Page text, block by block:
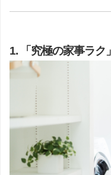
1. 「究極の家事ラ